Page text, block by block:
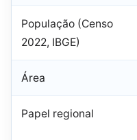
População (Censo
2022, IBGE)
Área
Papel regional